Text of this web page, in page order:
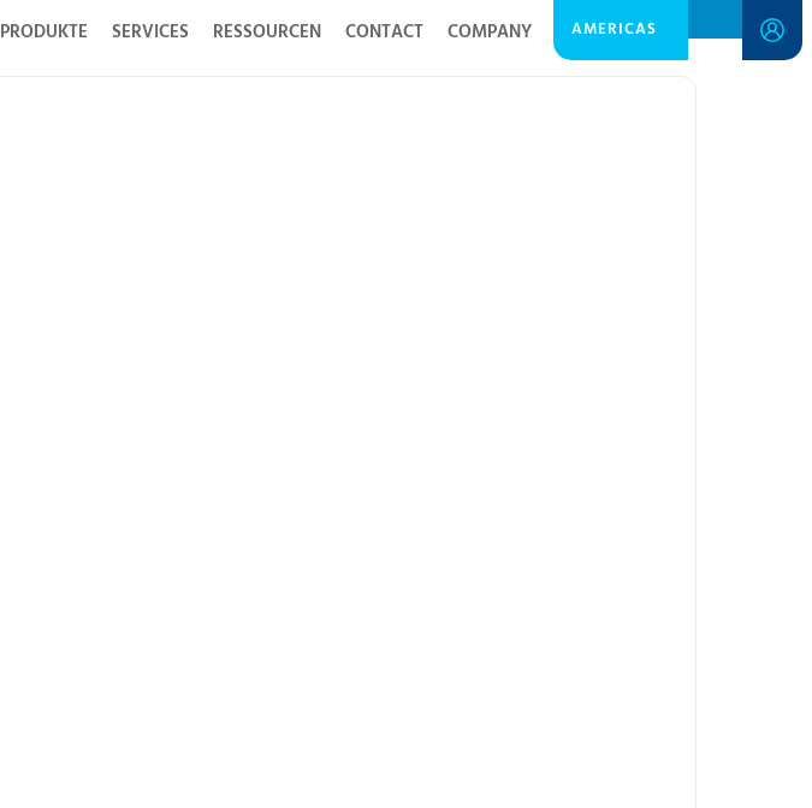
PRODUKTE SERVICES RESSOURCEN CONTACT COMPANY AMERICAS